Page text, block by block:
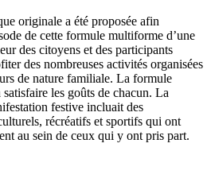
originale a été proposée afin
de cette formule multiforme d’une
des citoyens et des participants
des nombreuses activités organisées
de nature familiale. La formule
les goûts de chacun. La
festive incluait des
récréatifs et sportifs qui ont
au sein de ceux qui y ont pris part.